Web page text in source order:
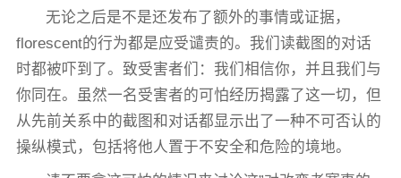
无论之后是不是还发布了额外的事情或证据，
florescent的行为都是应受谴责的。我们读截图的对话
时都被吓到了。致受害者们：我们相信你，并且我们与
你同在。虽然一名受害者的可怕经历揭露了这一切，但
从先前关系中的截图和对话都显示出了一种不可否认的
操纵模式，包括将他人置于不安全和危险的境地。